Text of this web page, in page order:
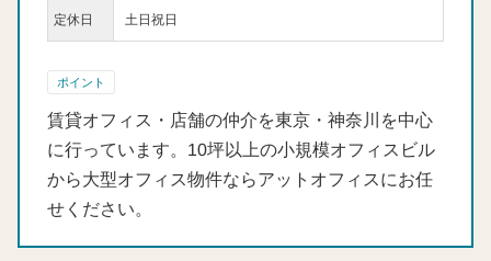
定休日 土日祝日
ポイント
賃貸オフィス・店舗の仲介を東京・神奈川を中心
に行っています。10坪以上の小規模オフィスビル
から大型オフィス物件ならアットオフィスにお任
せください。